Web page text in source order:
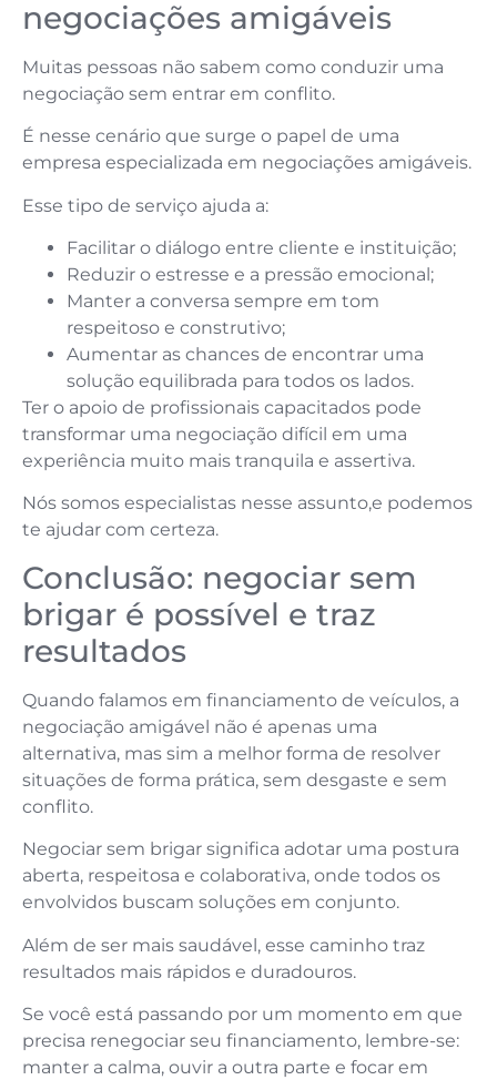
negociações amigáveis
Muitas pessoas não sabem como conduzir uma
negociação sem entrar em conflito.
É nesse cenário que surge o papel de uma
empresa especializada em negociações amigáveis.
Esse tipo de serviço ajuda a:
Facilitar o diálogo entre cliente e instituição;
Reduzir o estresse e a pressão emocional;
Manter a conversa sempre em tom
respeitoso e construtivo;
Aumentar as chances de encontrar uma
solução equilibrada para todos os lados.
Ter o apoio de profissionais capacitados pode
transformar uma negociação difícil em uma
experiência muito mais tranquila e assertiva.
Nós somos especialistas nesse assunto,e podemos
te ajudar com certeza.
Conclusão: negociar sem
brigar é possível e traz
resultados
Quando falamos em financiamento de veículos, a
negociação amigável não é apenas uma
alternativa, mas sim a melhor forma de resolver
situações de forma prática, sem desgaste e sem
conflito.
Negociar sem brigar significa adotar uma postura
aberta, respeitosa e colaborativa, onde todos os
envolvidos buscam soluções em conjunto.
Além de ser mais saudável, esse caminho traz
resultados mais rápidos e duradouros.
Se você está passando por um momento em que
precisa renegociar seu financiamento, lembre-se:
manter a calma, ouvir a outra parte e focar em